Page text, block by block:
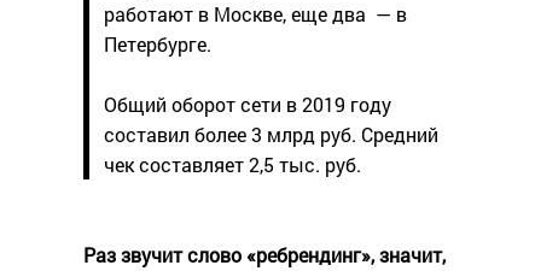
работают в Москве, еще два — в
Петербурге.
Общий оборот сети в 2019 году
составил более 3 млрд руб. Средний
чек составляет 2,5 тыс. руб.
Раз звучит слово «ребрендинг», значит,